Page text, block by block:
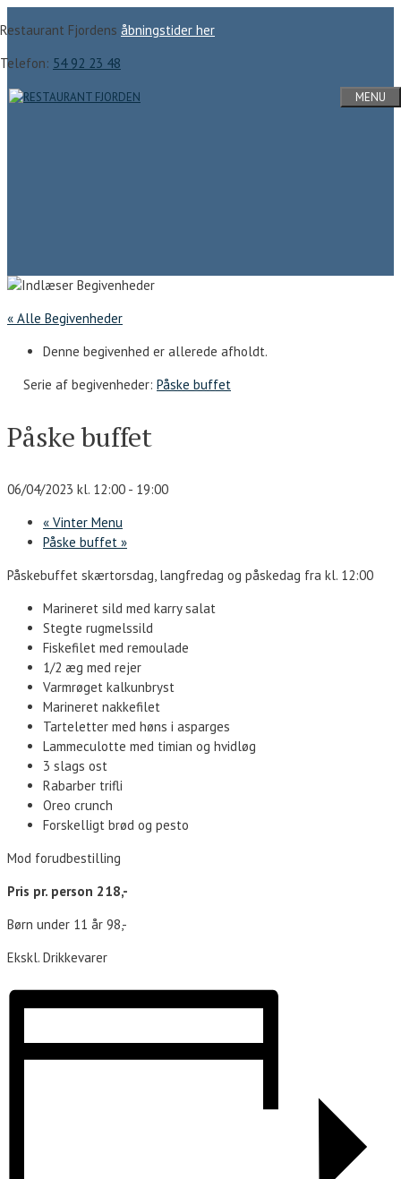
til
indhold
Restaurant Fjordens åbningstider her
Telefon: 54 92 23 48
MENU
« Alle Begivenheder
Denne begivenhed er allerede afholdt.
Serie af begivenheder: Påske buffet
Påske buffet
06/04/2023 kl. 12:00 - 19:00
« Vinter Menu
Påske buffet »
Påskebuffet skærtorsdag, langfredag og påskedag fra kl. 12:00
Marineret sild med karry salat
Stegte rugmelssild
Fiskefilet med remoulade
1/2 æg med rejer
Varmrøget kalkunbryst
Marineret nakkefilet
Tarteletter med høns i asparges
Lammeculotte med timian og hvidløg
3 slags ost
Rabarber trifli
Oreo crunch
Forskelligt brød og pesto
Mod forudbestilling
Pris pr. person 218,-
Børn under 11 år 98,-
Ekskl. Drikkevarer